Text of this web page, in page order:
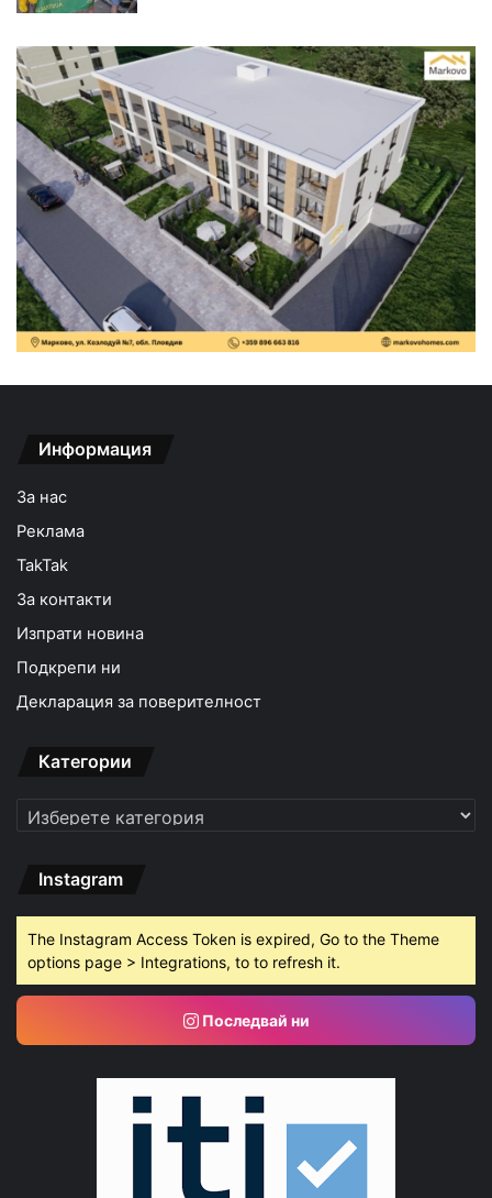
Информация
За нас
Реклама
TakTak
За контакти
Изпрати новина
Подкрепи ни
Декларация за поверителност
Категории
Категории
Instagram
The Instagram Access Token is expired, Go to the Theme
options page > Integrations, to to refresh it.
Последвай ни